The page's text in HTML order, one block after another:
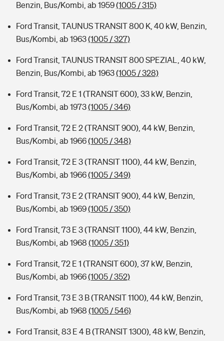
Benzin, Bus/Kombi, ab 1959(1005 / 315)
Ford Transit, TAUNUS TRANSIT 800 K, 40 kW, Benzin,
Bus/Kombi, ab 1963(1005 / 327)
Ford Transit, TAUNUS TRANSIT 800 SPEZIAL, 40 kW,
Benzin, Bus/Kombi, ab 1963(1005 / 328)
Ford Transit, 72 E 1 (TRANSIT 600), 33 kW, Benzin,
Bus/Kombi, ab 1973(1005 / 346)
Ford Transit, 72 E 2 (TRANSIT 900), 44 kW, Benzin,
Bus/Kombi, ab 1966(1005 / 348)
Ford Transit, 72 E 3 (TRANSIT 1100), 44 kW, Benzin,
Bus/Kombi, ab 1966(1005 / 349)
Ford Transit, 73 E 2 (TRANSIT 900), 44 kW, Benzin,
Bus/Kombi, ab 1969(1005 / 350)
Ford Transit, 73 E 3 (TRANSIT 1100), 44 kW, Benzin,
Bus/Kombi, ab 1968 (1005 / 351)
Ford Transit, 72 E 1 (TRANSIT 600), 37 kW, Benzin,
Bus/Kombi, ab 1966(1005 / 352)
Ford Transit, 73 E 3 B (TRANSIT 1100), 44 kW, Benzin,
Bus/Kombi, ab 1968 (1005 / 546)
Ford Transit, 83 E 4 B (TRANSIT 1300), 48 kW, Benzin,